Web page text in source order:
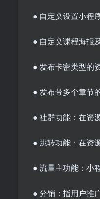
● 自定义设置小程
● 自定义课程海报
● 发布卡密类型的
● 发布带多个章节
● 社群功能：在资
● 跳转功能：在资
● 流量主功能：小
● 分销：指用户推